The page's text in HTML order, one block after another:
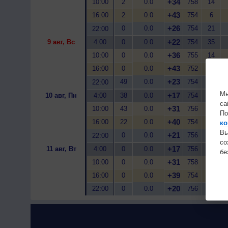
10:00
2 0.0 +34 758 14
16:00
2 0.0 +43 754 6
22:00
0 0.0 +26 754 21
9 авг, Вс
4:00 0 0.0 +22 754 35
10:00
0 0.0 +36 755 14
16:00
0 0.0 +43 752
22:00
49 0.0 +23 754
10 авг, Пн
4:00 38 0.0 +17 754
10:00
43 0.0 +31 756
16:00
22 0.0 +40 754
22:00
0 0.0 +21 756
11 авг, Вт
4:00 0 0.0 +17 756
10:00
0 0.0 +31 758
16:00
0 0.0 +39 754
22:00
0 0.0 +20 756